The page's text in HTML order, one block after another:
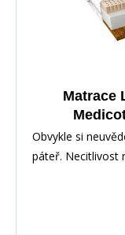
Matrace
Obvykle si
páteř. Necitlivost